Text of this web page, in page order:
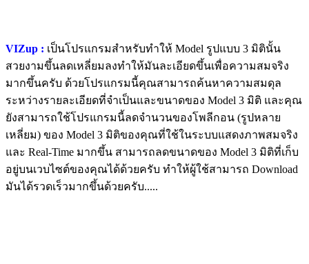
VIZup : เป็นโปรแกรมสำหรับทำให้ Model รูปแบบ 3 มิตินั้น
สวยงามขึ้นลดเหลี่ยมลงทำให้มันละเอียดขึ้นเพื่อความสมจริง
มากขึ้นครับ ด้วยโปรแกรมนี้คุณสามารถค้นหาความสมดุล
ระหว่างรายละเอียดที่จำเป็นและขนาดของ Model 3 มิติ และคุณ
ยังสามารถใช้โปรแกรมนี้ลดจำนวนของโพลีกอน (รูปหลาย
เหลี่ยม) ของ Model 3 มิติของคุณที่ใช้ในระบบแสดงภาพสมจริง
และ Real-Time มากขึ้น สามารถลดขนาดของ Model 3 มิติที่เก็บ
อยู่บนเวบไซต์ของคุณได้ด้วยครับ ทำให้ผู้ใช้สามารถ Download
มันได้รวดเร็วมากขึ้นด้วยครับ.....